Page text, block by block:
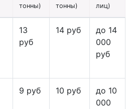
тонны)
тонны)
лиц)
13
руб
14 руб
до 14
000
руб
9 руб 10 руб
до 10
000